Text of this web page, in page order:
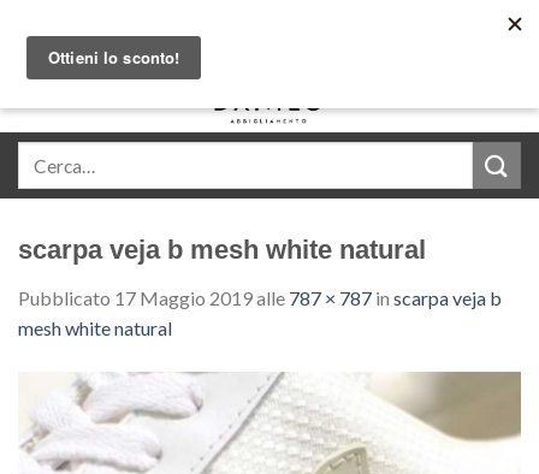
content
scarpa veja b mesh white natural
Pubblicato 17 Maggio 2019alle 787 × 787 in scarpa veja b
mesh white natural